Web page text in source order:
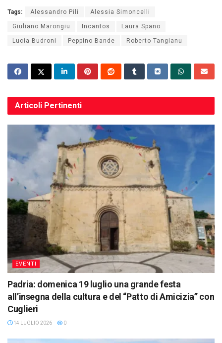
Tags: Alessandro Pili Alessia Simoncelli
Giuliano Marongiu Incantos Laura Spano
Lucia Budroni Peppino Bande Roberto Tangianu
Articoli Pertinenti
EVENTI
Padria: domenica 19 luglio una grande festa
all’insegna della cultura e del “Patto di Amicizia” con
Cuglieri
14 LUGLIO 2026 0